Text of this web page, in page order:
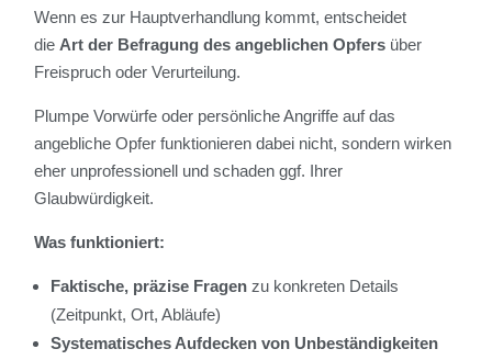
Wenn es zur Hauptverhandlung kommt, entscheidet
die Art der Befragung des angeblichen Opfers über
Freispruch oder Verurteilung.
Plumpe Vorwürfe oder persönliche Angriffe auf das
angebliche Opfer funktionieren dabei nicht, sondern wirken
eher unprofessionell und schaden ggf. Ihrer
Glaubwürdigkeit.
Was funktioniert:
Faktische, präzise Fragenzu konkreten Details
(Zeitpunkt, Ort, Abläufe)
Systematisches Aufdecken von Unbeständigkeiten